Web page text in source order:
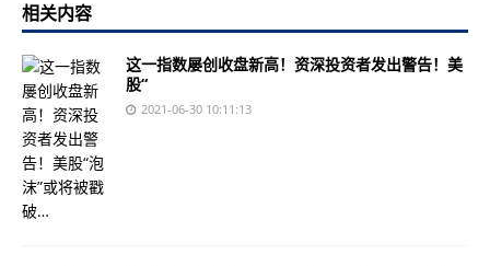
相关内容
这一指数屡创收盘新高！资深投资者发出警告！美
股“
2021-06-30 10:11:13